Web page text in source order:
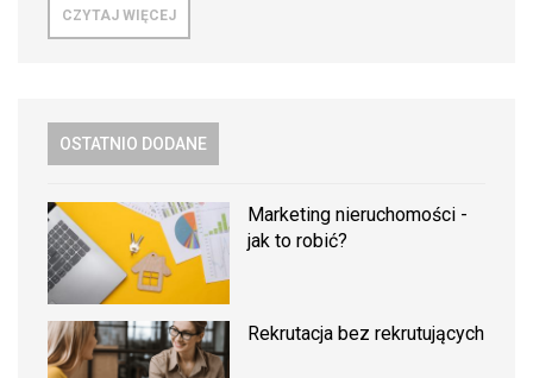
CZYTAJ WIĘCEJ
OSTATNIO DODANE
Marketing nieruchomości -
jak to robić?
Rekrutacja bez rekrutujących